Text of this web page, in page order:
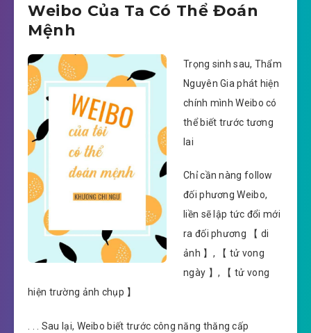
Weibo Của Ta Có Thể Đoán
Mệnh
Trọng sinh sau, Thẩm
Nguyên Gia phát hiện
chính mình Weibo có
thể biết trước tương
lai
Chỉ cần nàng follow
đối phương Weibo,
liền sẽ lập tức đổi mới
ra đối phương 【 di
ảnh 】, 【 tử vong
ngày 】, 【 tử vong
hiện trường ảnh chụp 】
. . . Sau lại, Weibo biết trước công năng thăng cấp